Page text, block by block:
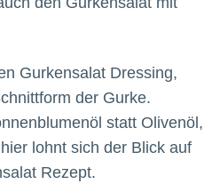
Gurkensalat Dressing,
der Gurke.
statt Olivenöl,
lohnt sich der Blick auf
Rezept.